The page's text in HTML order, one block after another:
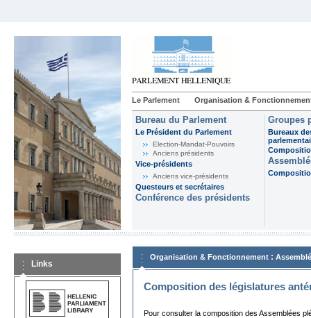
Le Parlement Organisation &
Bureau du Parlement
Le Président du Parlement
Election-Mandat-Pouvoirs
Anciens présidents
Vice-présidents
Anciens vice-présidents
Questeurs et secrétaires
Conférence des présidents
Groupes
Bureaux
Links
Organisation & Fonctionnement :
Composition des législatures
Pour consulter la composition des Assemblées